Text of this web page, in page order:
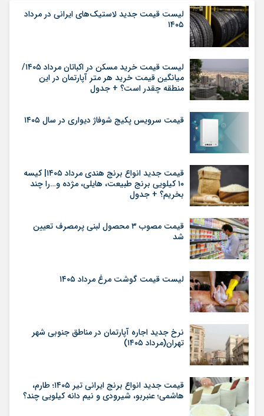
لیست قیمت جدید لاستیک‌های ایرانی در مرداد
۱۴۰۵
لیست قیمت خرید مسکن در اکباتان مرداد ۱۴۰۵/
میانگین قیمت خرید هر متر آپارتمان در این
منطقه چقدر است؟ + جدول
قیمت سرویس پکیج شوفاژ دیواری در سال ۱۴۰۵
قیمت جدید انواع برنج هندی مرداد ۱۴۰۵| کیسه
۱۰ کیلویی برنج طبیعت، هایلی، مژده و…را چند
بخریم؟ + جدول
قیمت مصوب ۳ محصول لبنی پرمصرف تعیین
شد
لیست قیمت گوشت مرغ مرداد ۱۴۰۵
نرخ جدید اجاره آپارتمان در مناطق جنوبی شهر
تهران(مرداد ۱۴۰۵)
قیمت جدید انواع برنج ایرانی تیر ۱۴۰۵؛ طارم،
هاشمی؛ عنبربو، شیرودی و نیم دانه کیلویی چند؟